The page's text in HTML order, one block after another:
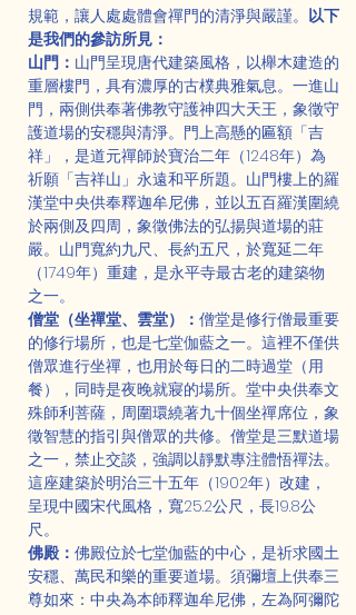
規範，讓人處處體會禪門的清淨與嚴謹。 以下
是我們的參訪所見：
山門： 山門呈現唐代建築風格，以櫸木建造的
重層樓門，具有濃厚的古樸典雅氣息。一進山
門，兩側供奉著佛教守護神四大天王，象徵守
護道場的安穩與清淨。門上高懸的匾額「吉
祥」，是道元禪師於寶治二年（1248年）為
祈願「吉祥山」永遠和平所題。山門樓上的羅
漢堂中央供奉釋迦牟尼佛，並以五百羅漢圍繞
於兩側及四周，象徵佛法的弘揚與道場的莊
嚴。山門寬約九尺、長約五尺，於寬延二年
（1749年）重建，是永平寺最古老的建築物
之一。
僧堂（坐禪堂、雲堂）： 僧堂是修行僧最重要
的修行場所，也是七堂伽藍之一。這裡不僅供
僧眾進行坐禪，也用於每日的二時過堂（用
餐），同時是夜晚就寢的場所。堂中央供奉文
殊師利菩薩，周圍環繞著九十個坐禪席位，象
徵智慧的指引與僧眾的共修。僧堂是三默道場
之一，禁止交談，強調以靜默專注體悟禪法。
這座建築於明治三十五年（1902年）改建，
呈現中國宋代風格，寬25.2公尺，長19.8公
尺。
佛殿： 佛殿位於七堂伽藍的中心，是祈求國土
安穩、萬民和樂的重要道場。須彌壇上供奉三
尊如來：中央為本師釋迦牟尼佛，左為阿彌陀